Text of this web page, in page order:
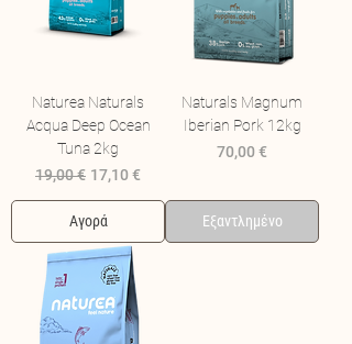
Naturea Naturals
Acqua Deep Ocean
Tuna 2kg
Κανονική τιμή
19,00 € Τιμή Έκπτωσης
17,10 €
Αγορά
Naturals Magnum
Iberian Pork 12kg
Τιμή
70,00 €
Εξαντλημένο